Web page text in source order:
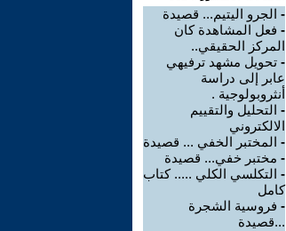
- الجرو اليتيم... قصيدة
- فعل المشاهدة كان
المركز الحقيقي..
- تحويل مشهد ترفيهي
عابر إلى دراسة
أنثروبولوجية .
- التحليل والتقييم
الالكتروني
- المختبر الخفي ... قصيدة
- مختبر خفي... قصيدة
- التكلسي الكلي ..... كتاب
كامل
- فروسية الشجرة
...قصيدة